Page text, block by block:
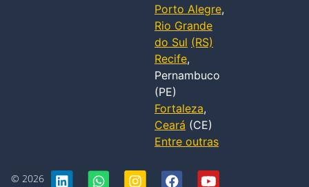
Porto Alegre,
Rio Grande
do Sul (RS)
Recife,
Pernambuco
(PE)
Fortaleza,
Ceará (CE)
Entre outras
© 2026